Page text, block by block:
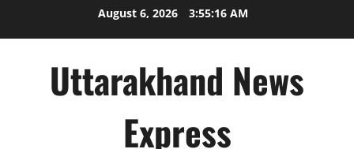
August 6, 2026 3:55:16 AM
Uttarakhand News
Express